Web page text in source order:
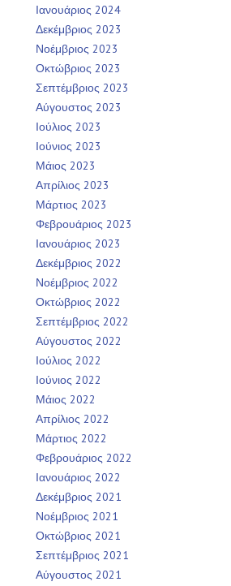
Ιανουάριος 2024
Δεκέμβριος 2023
Νοέμβριος 2023
Οκτώβριος 2023
Σεπτέμβριος 2023
Αύγουστος 2023
Ιούλιος 2023
Ιούνιος 2023
Μάιος 2023
Απρίλιος 2023
Μάρτιος 2023
Φεβρουάριος 2023
Ιανουάριος 2023
Δεκέμβριος 2022
Νοέμβριος 2022
Οκτώβριος 2022
Σεπτέμβριος 2022
Αύγουστος 2022
Ιούλιος 2022
Ιούνιος 2022
Μάιος 2022
Απρίλιος 2022
Μάρτιος 2022
Φεβρουάριος 2022
Ιανουάριος 2022
Δεκέμβριος 2021
Νοέμβριος 2021
Οκτώβριος 2021
Σεπτέμβριος 2021
Αύγουστος 2021